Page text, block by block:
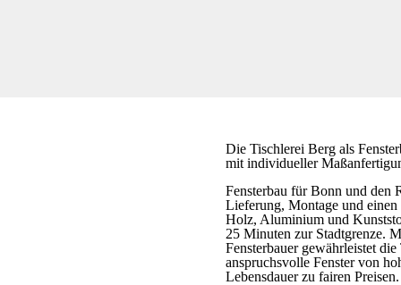
Die Tischlerei Berg als
mit individueller
Fensterbau für Bonn und den
Lieferung, Montage und einen
Holz, Aluminium und
25 Minuten zur Stadtgrenze.
Fensterbauer gewährleistet
anspruchsvolle Fenster von
Lebensdauer zu fairen